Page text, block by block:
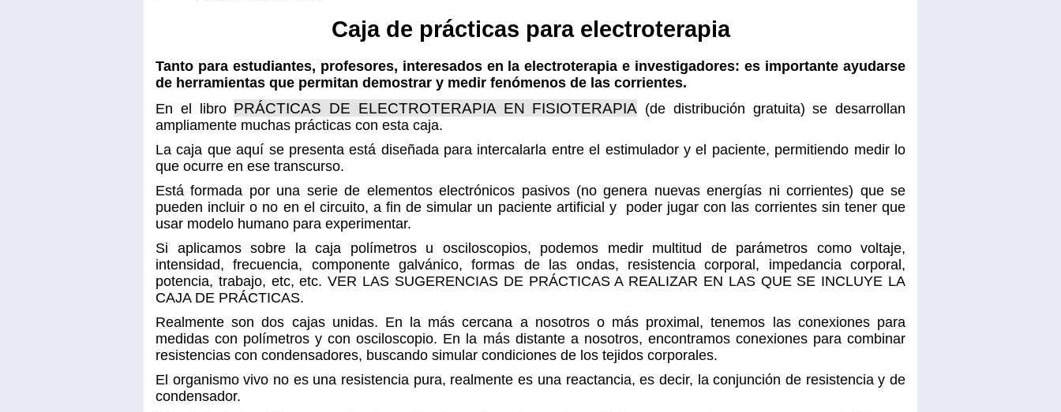
Caja de prácticas para electroterapia
Tanto para estudiantes, profesores, interesados en la electroterapia e investigadores: es importante ayudarse
de herramientas que permitan demostrar y medir fenómenos de las corrientes.
En el libro PRÁCTICAS DE ELECTROTERAPIA EN FISIOTERAPIA (de distribución gratuita) se desarrollan
ampliamente muchas prácticas con esta caja.
La caja que aquí se presenta está diseñada para intercalarla entre el estimulador y el paciente, permitiendo medir lo
que ocurre en ese transcurso.
Está formada por una serie de elementos electrónicos pasivos (no genera nuevas energías ni corrientes) que se
pueden incluir o no en el circuito, a fin de simular un paciente artificial y poder jugar con las corrientes sin tener que
usar modelo humano para experimentar.
Si aplicamos sobre la caja polímetros u osciloscopios, podemos medir multitud de parámetros como voltaje,
intensidad, frecuencia, componente galvánico, formas de las ondas, resistencia corporal, impedancia corporal,
potencia, trabajo, etc, etc. VER LAS SUGERENCIAS DE PRÁCTICAS A REALIZAR EN LAS QUE SE INCLUYE LA
CAJA DE PRÁCTICAS.
Realmente son dos cajas unidas. En la más cercana a nosotros o más proximal, tenemos las conexiones para
medidas con polímetros y con osciloscopio. En la más distante a nosotros, encontramos conexiones para combinar
resistencias con condensadores, buscando simular condiciones de los tejidos corporales.
El organismo vivo no es una resistencia pura, realmente es una reactancia, es decir, la conjunción de resistencia y de
condensador.